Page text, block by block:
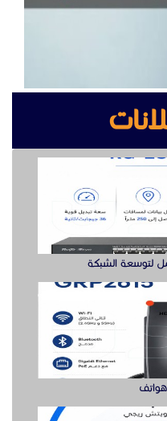
لتوسعة الشبكة
هواتف
مرونة هنا